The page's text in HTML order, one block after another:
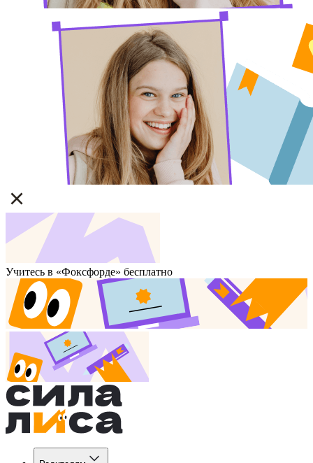
Учитесь в «Фоксфорде» бесплатно